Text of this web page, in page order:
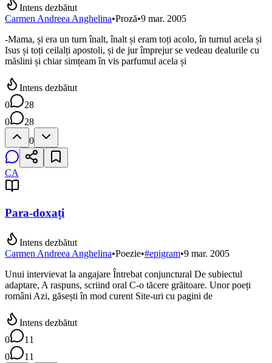
Intens dezbătut
Carmen Andreea Anghelina•Proză•9 mar. 2005
-Mama, și era un turn înalt, înalt și eram toți acolo, în turnul acela și
Isus și toți ceilalți apostoli, și de jur împrejur se vedeau dealurile cu
măslini și chiar simțeam în vis parfumul acela și
Intens dezbătut
0
28
0
28
0
CA
Para-doxați
Intens dezbătut
Carmen Andreea Anghelina•Poezie•#epigram•9 mar. 2005
Unui intervievat la angajare Întrebat conjunctural De subiectul
adaptare, A raspuns, scriind oral C-o tăcere grăitoare. Unor poeți
români Azi, găsești în mod curent Site-uri cu pagini de
Intens dezbătut
0
11
0
11